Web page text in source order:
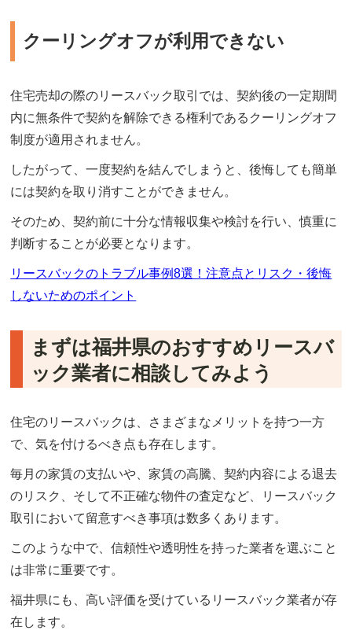
クーリングオフが利用できない
住宅売却の際のリースバック取引では、契約後の一定期間
内に無条件で契約を解除できる権利であるクーリングオフ
制度が適用されません。
したがって、一度契約を結んでしまうと、後悔しても簡単
には契約を取り消すことができません。
そのため、契約前に十分な情報収集や検討を行い、慎重に
判断することが必要となります。
リースバックのトラブル事例8選！注意点とリスク・後悔
しないためのポイント
まずは福井県のおすすめリースバ
ック業者に相談してみよう
住宅のリースバックは、さまざまなメリットを持つ一方
で、気を付けるべき点も存在します。
毎月の家賃の支払いや、家賃の高騰、契約内容による退去
のリスク、そして不正確な物件の査定など、リースバック
取引において留意すべき事項は数多くあります。
このような中で、信頼性や透明性を持った業者を選ぶこと
は非常に重要です。
福井県にも、高い評価を受けているリースバック業者が存
在します。